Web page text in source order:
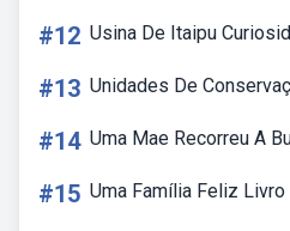
#12 Usina De Itaipu
#13 Unidades De
#14 Uma Mae Recorreu A
#15 Uma Família Feliz